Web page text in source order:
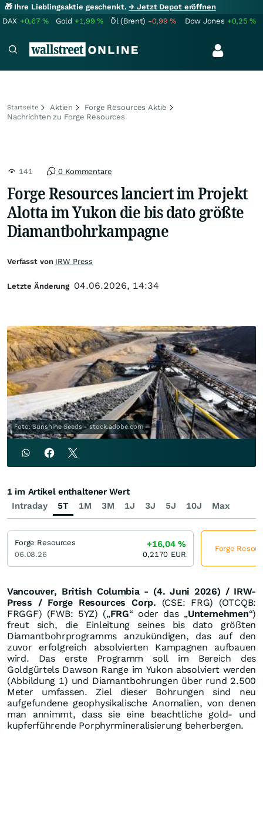
🎁 Ihre Lieblingsaktie geschenkt.→ Jetzt Depot eröffnen
DAX +0,67% Gold +1,99% Öl (Brent) -0,99% Dow Jones +0,25%
Startseite Aktien
Forge Resources Aktie
Nachrichten zu Forge Resources
141 0 Kommentare
Forge Resources lanciert im Projekt
Alotta im Yukon die bis dato größte
Diamantbohrkampagne
Foto: Sunshine Seeds - stock.adobe.com
Vancouver, British Columbia - (4. Juni 2026) / IRW-
Press / Forge Resources Corp.
(CSE: FRG) (OTCQB:
FRGGF) (FWB: 5YZ) („FRG“ oder das „Unternehmen“)
freut sich, die Einleitung seines bis dato größten
Diamantbohrprogramms anzukündigen, das auf den
zuvor erfolgreich absolvierten Kampagnen aufbauen
wird. Das erste Programm soll im Bereich des
Goldgürtels Dawson Range im Yukon absolviert werden
(Abbildung 1) und Diamantbohrungen über rund 2.500
Meter umfassen. Ziel dieser Bohrungen sind neu
aufgefundene geophysikalische Anomalien, von denen
man annimmt, dass sie eine beachtliche gold- und
kupferführende Porphyrmineralisierung beherbergen.
Verfasst von IRW Press
Letzte Änderung 04.06.2026, 14:34
Intraday 5T 1M 3M 1J 3J 5J 10J Max
1 im Artikel enthaltener Wert
Forge Resources
06.08.26
+16,04%
0,2170 EUR
Forge